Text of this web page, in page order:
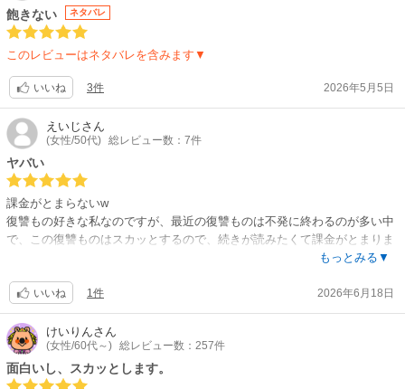
飽きない ネタバレ
このレビューはネタバレを含みます▼
いいね 3件 2026年5月5日
えいじ さん
(女性/50代) 総レビュー数：7件
ヤバい
課金がとまらないw
復讐もの好きな私なのですが、最近の復讐ものは不発に終わるのが多い中
で、この復讐ものはスカッとするので、続きが読みたくて課金がとまりま
後にモヤモヤも残りません。
でも復讐もの好きな人でも不発な結末で満足してる人にとったら、エグい
かな？と思います！
でも本当に面白いです！
スカッとする復讐漫画を求めている人達には絶対にお奨めです！
もっとみる▼
いいね 1件 2026年6月18日
けいりんさん
(女性/60代～) 総レビュー数：257件
面白いし、スカッとします。